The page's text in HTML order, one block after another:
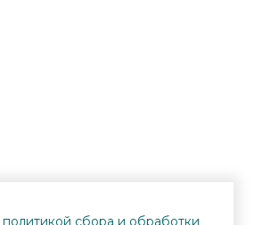
политикой сбора и обработки